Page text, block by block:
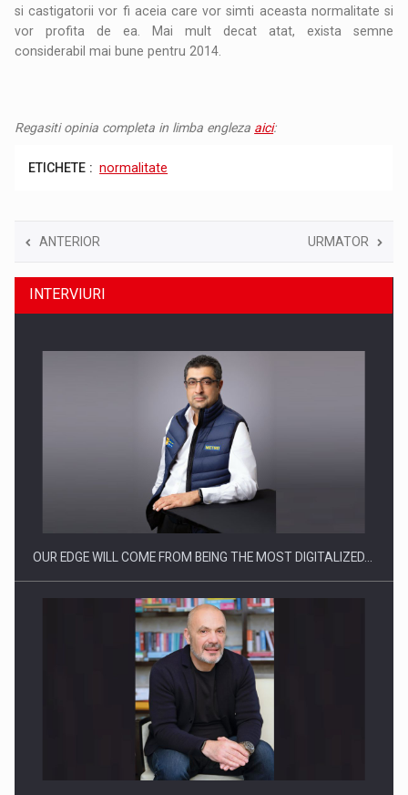
si castigatorii vor fi aceia care vor simti aceasta normalitate si
vor profita de ea. Mai mult decat atat, exista semne
considerabil mai bune pentru 2014.
Regasiti opinia completa in limba engleza aici:
ETICHETE : normalitate
ANTERIOR URMATOR
INTERVIURI
OUR EDGE WILL COME FROM BEING THE MOST DIGITALIZED…